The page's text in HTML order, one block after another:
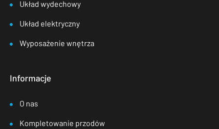
Układ wydechowy
Układ elektryczny
Wyposażenie wnętrza
Informacje
O nas
Kompletowanie przodów